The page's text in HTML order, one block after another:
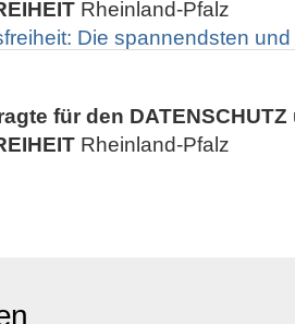
Rheinland-Pfalz
Die spannendsten
für den DATENSCHUTZ
Rheinland-Pfalz